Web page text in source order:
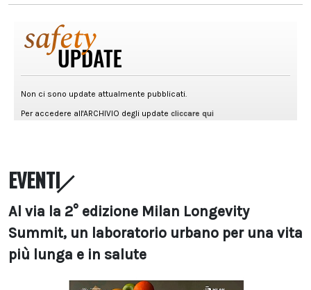
EVENTI
Al via la 2° edizione Milan Longevity
Summit, un laboratorio urbano per una vita
più lunga e in salute